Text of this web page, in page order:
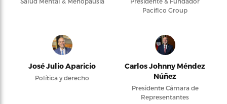
Pacifico Group
José Julio Aparicio
Política y derecho
Carlos Johnny Méndez
Núñez
Presidente Cámara de
Representantes